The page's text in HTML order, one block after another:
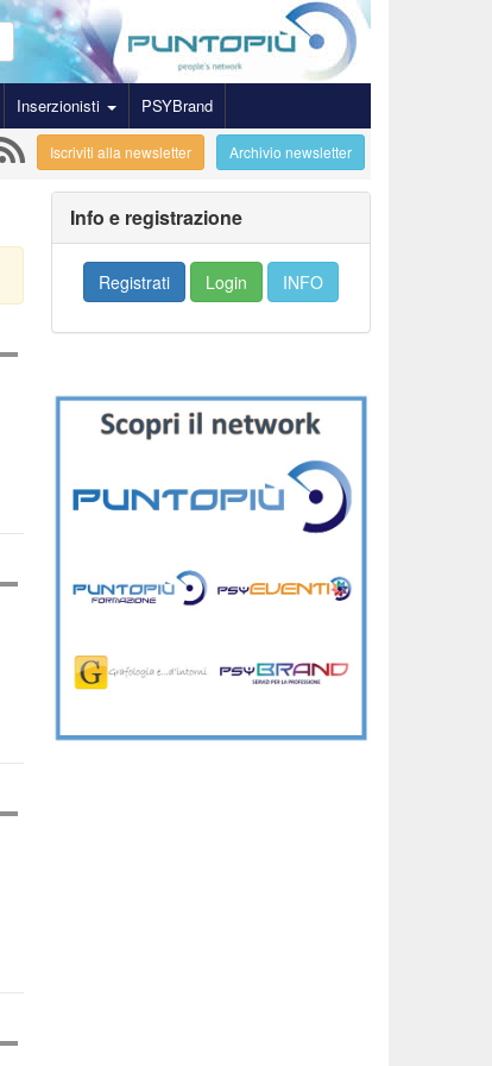
Inserzionisti PSYBrand
Archivio newsletter
Iscriviti alla newsletter
Info e registrazione
Registrati Login INFO